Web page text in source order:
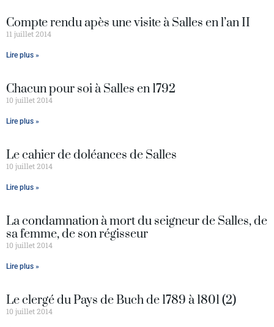
Compte rendu apès une visite à Salles en l’an II
11 juillet 2014
Lire plus »
Chacun pour soi à Salles en 1792
10 juillet 2014
Lire plus »
Le cahier de doléances de Salles
10 juillet 2014
Lire plus »
La condamnation à mort du seigneur de Salles, de
sa femme, de son régisseur
10 juillet 2014
Lire plus »
Le clergé du Pays de Buch de 1789 à 1801 (2)
10 juillet 2014